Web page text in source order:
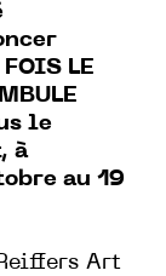
LE
le
à
au 19
Art